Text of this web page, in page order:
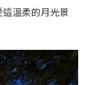
溫柔的月光景